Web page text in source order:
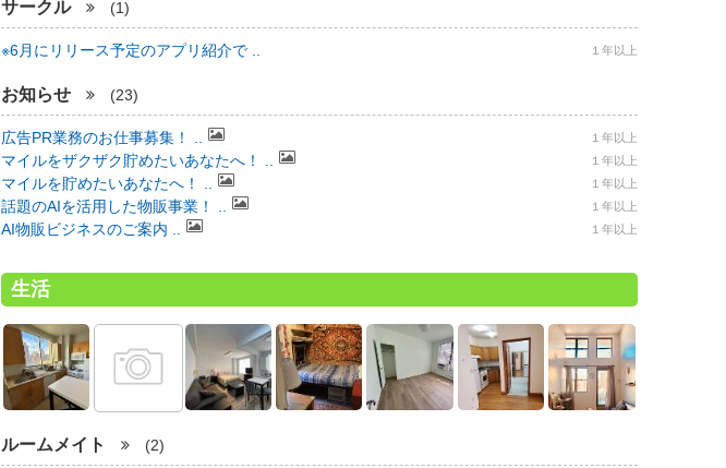
サークル (1)
※6月にリリース予定のアプリ紹介で .. １年以上
お知らせ (23)
広告PR業務のお仕事募集！ .. １年以上
マイルをザクザク貯めたいあなたへ！ .. １年以上
マイルを貯めたいあなたへ！ .. １年以上
話題のAIを活用した物販事業！ .. １年以上
AI物販ビジネスのご案内 .. １年以上
生活
ルームメイト (2)